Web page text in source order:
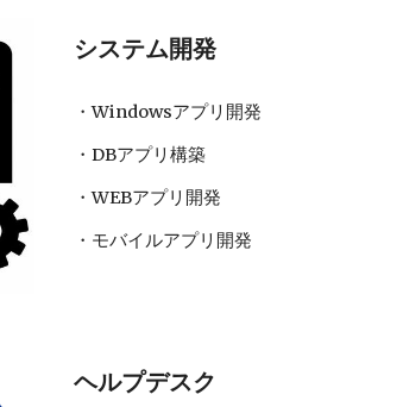
システム開発
・Windowsアプリ開発
・DBアプリ構築
・WEBアプリ開発
・モバイルアプリ開発
ヘルプデスク